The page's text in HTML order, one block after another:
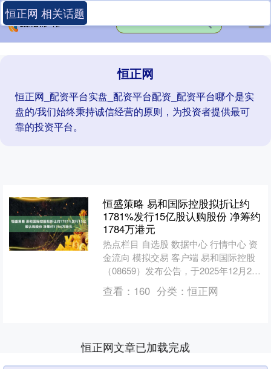
恒正网
恒正网_配资平台实盘_配资平台配资_配资平台哪个是实
盘的/我们始终秉持诚信经营的原则，为投资者提供最可
靠的投资平台。
恒正网 相关话题
恒盛策略 易和国际控股拟折让约
1781%发行15亿股认购股份 净筹约
1784万港元
热点栏目 自选股 数据中心 行情中心 资
金流向 模拟交易 客户端 易和国际控股
（08659）发布公告，于2025年12月24
日，本公司与魏国春（订购人A）及阮
世....
查看： 160 分类：恒正网
恒正网文章已加载完成